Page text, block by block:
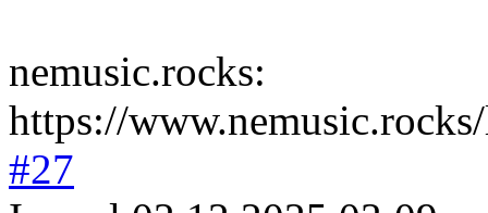
nemusic.rocks:
https://
#27